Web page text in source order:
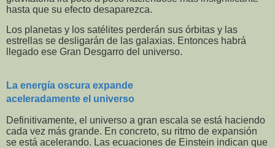
hasta que su efecto desaparezca.
Los planetas y los satélites perderán sus órbitas y las
estrellas se desligarán de las galaxias. Entonces habrá
llegado ese Gran Desgarro del universo.
La energía oscura expande
aceleradamente el universo
Definitivamente, el universo a gran escala se está haciendo
cada vez más grande. En concreto, su ritmo de expansión
se está acelerando. Las ecuaciones de Einstein indican que